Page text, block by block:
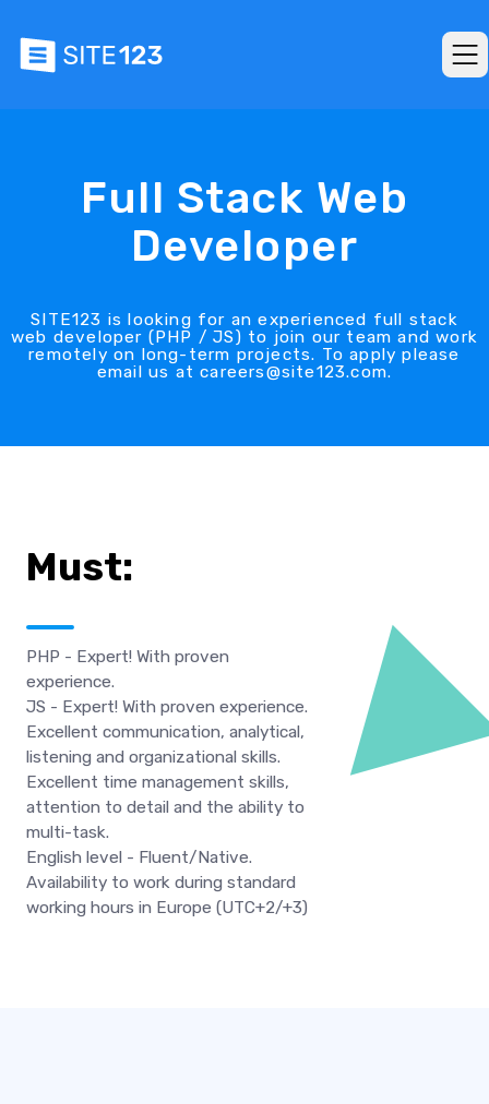
Full Stack Web
Developer
SITE123 is looking for an experienced full stack
web developer (PHP / JS) to join our team and work
remotely on long-term projects. To apply please
email us at careers@site123.com.
Must:
PHP - Expert! With proven
experience.
JS - Expert! With proven experience.
Excellent communication, analytical,
listening and organizational skills.
Excellent time management skills,
attention to detail and the ability to
multi-task.
English level - Fluent/Native.
Availability to work during standard
working hours in Europe (UTC+2/+3)